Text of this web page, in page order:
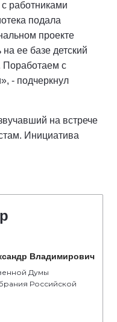
работниками
подала
проекте
ее базе детский
Поработаем с
- подчеркнул
на встрече
Инициатива
Владимирович
Думы
Российской